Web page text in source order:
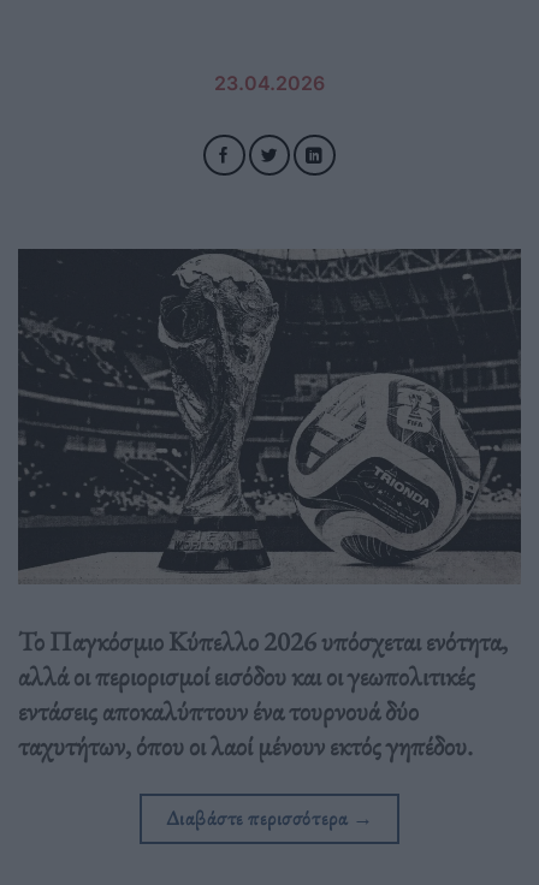
23.04.2026
Το Παγκόσμιο Κύπελλο 2026 υπόσχεται ενότητα,
αλλά οι περιορισμοί εισόδου και οι γεωπολιτικές
εντάσεις αποκαλύπτουν ένα τουρνουά δύο
ταχυτήτων, όπου οι λαοί μένουν εκτός γηπέδου.
Διαβάστε περισσότερα →